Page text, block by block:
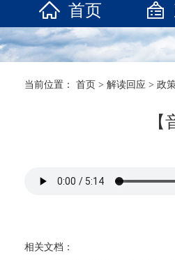
首页
当前位置： 首页 > 解读回应 > 政
相关文档：